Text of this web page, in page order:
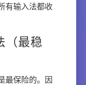
有输入法都收
（最稳
最保险的。因